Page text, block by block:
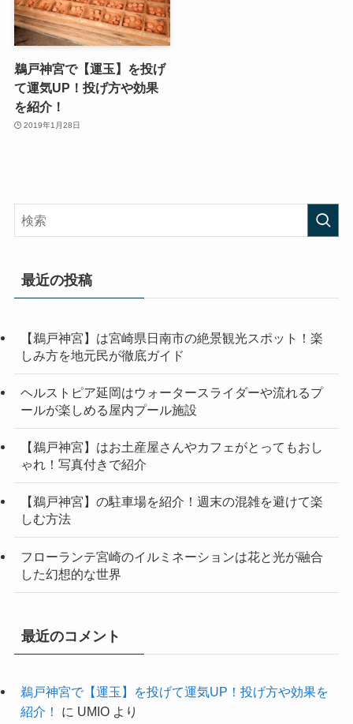
鵜戸神宮で【運玉】を投げ
て運気UP！投げ方や効果
を紹介！
2019年1月28日
最近の投稿
【鵜戸神宮】は宮崎県日南市の絶景観光スポット！楽
しみ方を地元民が徹底ガイド
ヘルストピア延岡はウォータースライダーや流れるプ
ールが楽しめる屋内プール施設
【鵜戸神宮】はお土産屋さんやカフェがとってもおし
ゃれ！写真付きで紹介
【鵜戸神宮】の駐車場を紹介！週末の混雑を避けて楽
しむ方法
フローランテ宮崎のイルミネーションは花と光が融合
した幻想的な世界
最近のコメント
鵜戸神宮で【運玉】を投げて運気UP！投げ方や効果を
紹介！
に UMIOより